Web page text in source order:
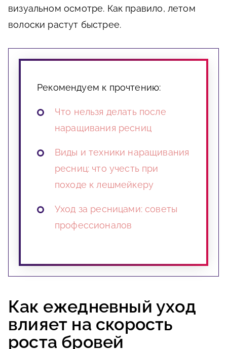
визуальном осмотре. Как правило, летом
волоски растут быстрее.
Рекомендуем к прочтению:
Что нельзя делать после
наращивания ресниц
Виды и техники наращивания
ресниц: что учесть при
походе к лешмейкеру
Уход за ресницами: советы
профессионалов
Как ежедневный уход
влияет на скорость
роста бровей